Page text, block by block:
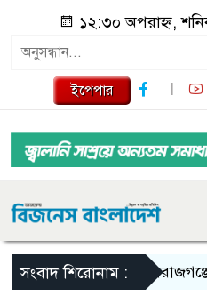
১২:৩০ অপরাহ্ন,
ইপেপার
সংবাদ শিরোনাম :সিরাজগঞ্জে